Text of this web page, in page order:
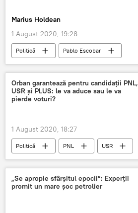
Marius Holdean
1 August 2020, 19:28
Politică Pablo Escobar
Orban garantează pentru candidații PNL,
USR și PLUS: le va aduce sau le va
pierde voturi?
1 August 2020, 18:27
Politică PNL
USR
Ludovic Orban
„Se apropie sfârșitul epocii”: Experții
promit un mare șoc petrolier